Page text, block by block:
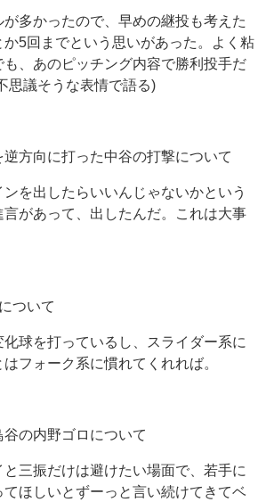
多かったので、早めの継投も考えた
か5回までという思いがあった。よく粘
も、あのピッチング内容で勝利投手だ
思議そうな表情で語る)
方向に打った中谷の打撃について
を出したらいいんじゃないかという
言があって、出したんだ。これは大事
ついて
球を打っているし、スライダー系に
フォーク系に慣れてくれれば。
の内野ゴロについて
三振だけは避けたい場面で、若手に
てほしいとずーっと言い続けてきてベ